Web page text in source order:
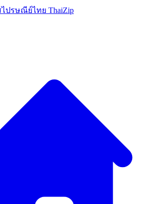
ThaiZip